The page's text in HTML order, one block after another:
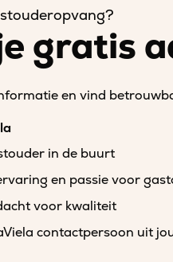
gratis
en vind
in de buurt
en passie voor
voor kwaliteit
contactpersoon uit